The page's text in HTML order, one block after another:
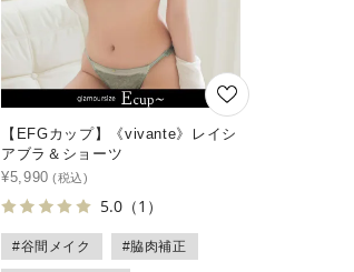
【EFGカップ】《vivante》レイシ
アブラ＆ショーツ
¥5,990
5.0 （1）
#谷間メイク #脇肉補正